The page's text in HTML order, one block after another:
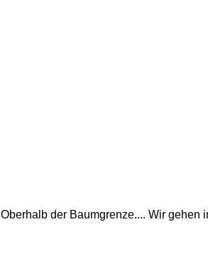
Oberhalb der Baumgrenze.... Wir